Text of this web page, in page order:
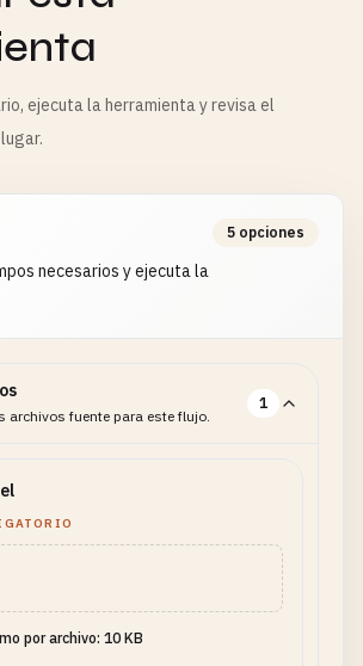
ejecuta la herramienta y revisa el
necesarios y ejecuta la
5 opciones
archivos fuente para este flujo.
1
por archivo: 10 KB